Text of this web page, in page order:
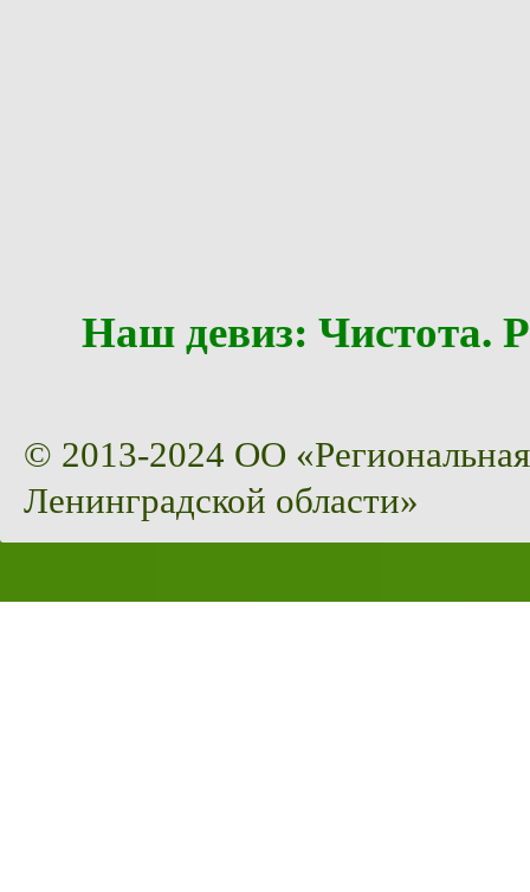
Наш девиз:
© 2013-2024 ОО
Ленинградской области»